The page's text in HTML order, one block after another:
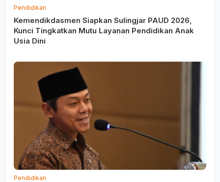
Pendidikan
Kemendikdasmen Siapkan Sulingjar PAUD 2026,
Kunci Tingkatkan Mutu Layanan Pendidikan Anak
Usia Dini
Pendidikan